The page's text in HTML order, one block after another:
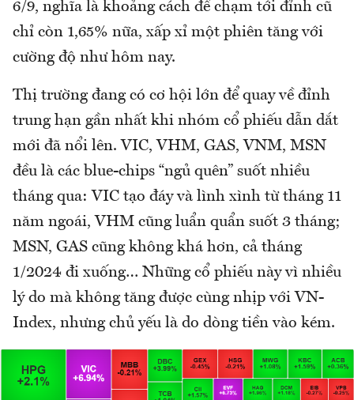
6/9, nghĩa là khoảng cách để chạm tới đỉnh cũ
chỉ còn 1,65% nữa, xấp xỉ một phiên tăng với
cường độ như hôm nay.
Thị trường đang có cơ hội lớn để quay về đỉnh
trung hạn gần nhất khi nhóm cổ phiếu dẫn dắt
mới đã nổi lên. VIC, VHM, GAS, VNM, MSN
đều là các blue-chips “ngủ quên” suốt nhiều
tháng qua: VIC tạo đáy và lình xình từ tháng 11
năm ngoái, VHM cũng luẩn quẩn suốt 3 tháng;
MSN, GAS cũng không khá hơn, cả tháng
1/2024 đi xuống… Những cổ phiếu này vì nhiều
lý do mà không tăng được cùng nhịp với VN-
Index, nhưng chủ yếu là do dòng tiền vào kém.